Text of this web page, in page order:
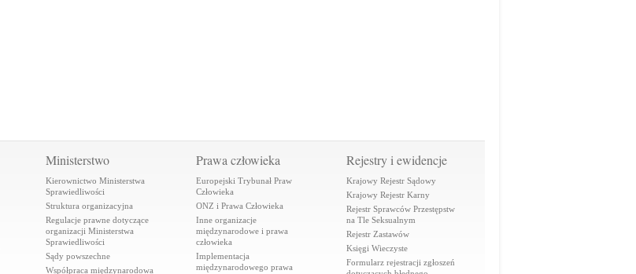
Ministerstwo
Kierownictwo Ministerstwa
Sprawiedliwości
Struktura organizacyjna
Regulacje prawne dotyczące
organizacji Ministerstwa
Sprawiedliwości
Sądy powszechne
Współpraca międzynarodowa
Prawa człowieka
Europejski Trybunał Praw
Człowieka
ONZ i Prawa Człowieka
Inne organizacje
międzynarodowe i prawa
człowieka
Implementacja
międzynarodowego prawa
Rejestry i ewidencje
Krajowy Rejestr Sądowy
Krajowy Rejestr Karny
Rejestr Sprawców Przestępstw
na Tle Seksualnym
Rejestr Zastawów
Księgi Wieczyste
Formularz rejestracji zgłoszeń